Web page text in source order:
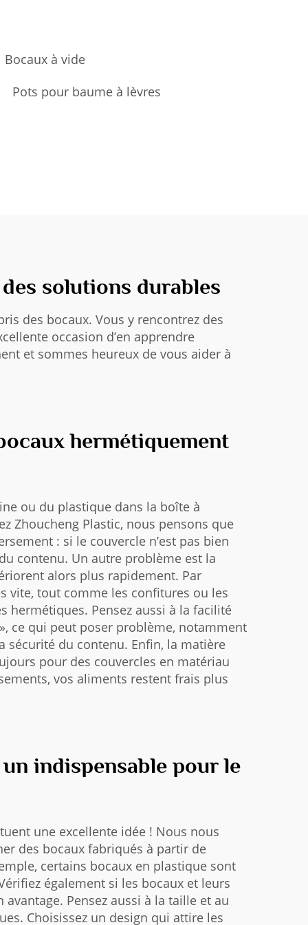
Bocaux à vide
Pots pour baume à lèvres
solutions durables
des bocaux. Vous y rencontrez des
occasion d’en apprendre
et sommes heureux de vous aider à
hermétiquement
ou du plastique dans la boîte à
Zhoucheng Plastic, nous pensons que
: si le couvercle n’est pas bien
contenu. Un autre problème est la
alors plus rapidement. Par
vite, tout comme les confitures ou les
hermétiques. Pensez aussi à la facilité
ce qui peut poser problème, notamment
sécurité du contenu. Enfin, la matière
pour des couvercles en matériau
vos aliments restent frais plus
indispensable pour le
une excellente idée ! Nous nous
des bocaux fabriqués à partir de
certains bocaux en plastique sont
également si les bocaux et leurs
Pensez aussi à la taille et au
Choisissez un design qui attire les